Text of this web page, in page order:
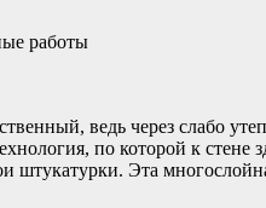
работы
ведь через слабо
по которой к стене
штукатурки. Эта